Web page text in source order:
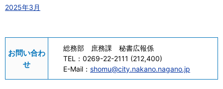
2025年3月
お問い合わ
せ
総務部 庶務課 秘書広報係
TEL： 0269-22-2111 (212,400)
E-Mail： shomu@city.nakano.nagano.jp